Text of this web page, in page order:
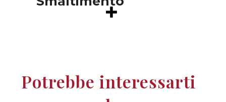
Potrebbe interessarti